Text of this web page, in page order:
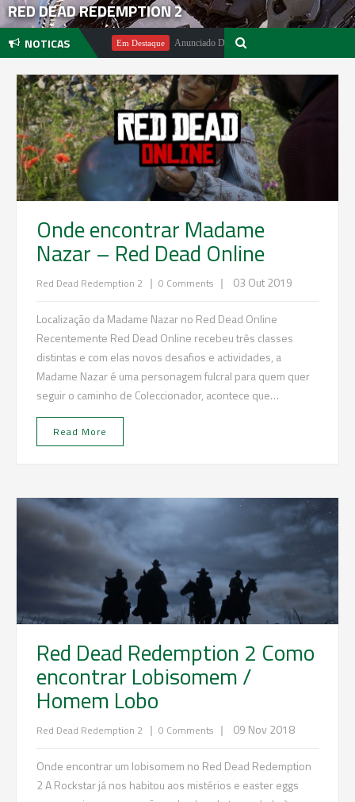
RED DEAD REDEMPTION 2
NOTICAS
Pachter Em Destaque Anunciado DualSense The Last of Us Limited Edition
Onde encontrar Madame
Nazar – Red Dead Online
Red Dead Redemption 2 | 0 Comments | 03 Out 2019
Localização da Madame Nazar no Red Dead Online
Recentemente Red Dead Online recebeu três classes
distintas e com elas novos desafios e actividades, a
Madame Nazar é uma personagem fulcral para quem quer
seguir o caminho de Coleccionador, acontece que…
Read More
Red Dead Redemption 2 Como
encontrar Lobisomem /
Homem Lobo
Red Dead Redemption 2 | 0 Comments | 09 Nov 2018
Onde encontrar um lobisomem no Red Dead Redemption
2 A Rockstar já nos habitou aos mistérios e easter eggs